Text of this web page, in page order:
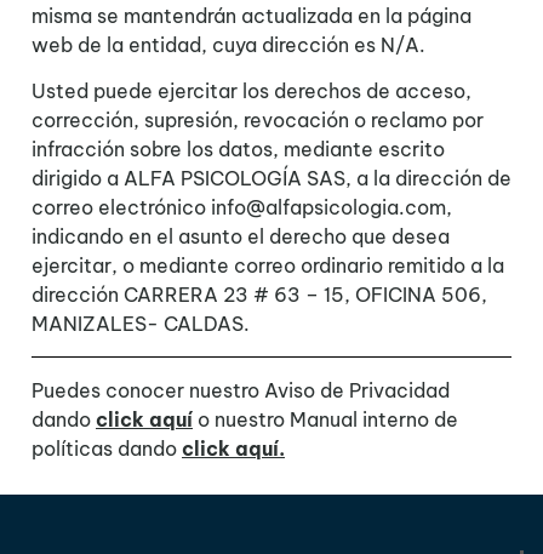
misma se mantendrán actualizada en la página
web de la entidad, cuya dirección es N/A.
Usted puede ejercitar los derechos de acceso,
corrección, supresión, revocación o reclamo por
infracción sobre los datos, mediante escrito
dirigido a ALFA PSICOLOGÍA SAS, a la dirección de
correo electrónico info@alfapsicologia.com,
indicando en el asunto el derecho que desea
ejercitar, o mediante correo ordinario remitido a la
dirección CARRERA 23 # 63 – 15, OFICINA 506,
MANIZALES- CALDAS.
Puedes conocer nuestro Aviso de Privacidad
dando click aquí o nuestro Manual interno de
políticas dando click aquí.